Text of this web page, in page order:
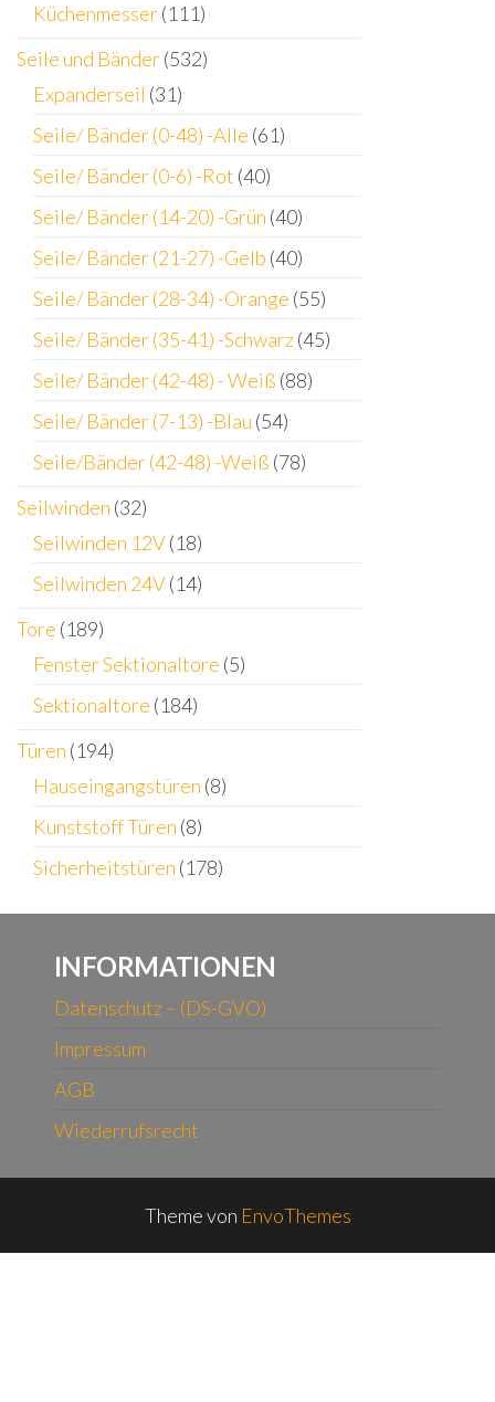
Küchenmesser(111)
Seile und Bänder(532)
Expanderseil (31)
Seile/ Bänder (0-48) -Alle (61)
Seile/ Bänder (0-6) -Rot (40)
Seile/ Bänder (14-20) -Grün (40)
Seile/ Bänder (21-27) -Gelb (40)
Seile/ Bänder (28-34) -Orange (55)
Seile/ Bänder (35-41) -Schwarz(45)
Seile/ Bänder (42-48) - Weiß (88)
Seile/ Bänder (7-13) -Blau (54)
Seile/Bänder (42-48) -Weiß (78)
Seilwinden (32)
Seilwinden 12V(18)
Seilwinden 24V(14)
Tore (189)
Fenster Sektionaltore (5)
Sektionaltore (184)
Türen (194)
Hauseingangstüren (8)
Kunststoff Türen (8)
Sicherheitstüren (178)
INFORMATIONEN
Datenschutz – (DS-GVO)
Impressum
AGB
Wiederrufsrecht
Theme von EnvoThemes